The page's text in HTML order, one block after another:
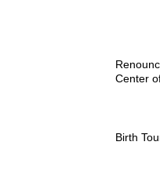
Center
Birth